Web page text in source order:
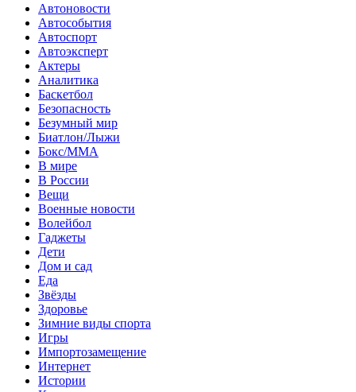
Автоновости
Автособытия
Автоспорт
Автоэксперт
Актеры
Аналитика
Баскетбол
Безопасность
Безумный мир
Биатлон/Лыжи
Бокс/MMA
В мире
В России
Вещи
Военные новости
Волейбол
Гаджеты
Дети
Дом и сад
Еда
Звёзды
Здоровье
Зимние виды спорта
Игры
Импортозамещение
Интернет
Истории